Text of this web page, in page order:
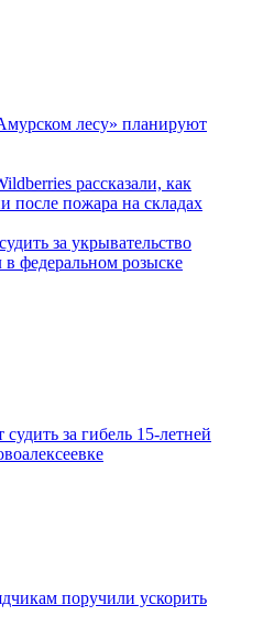
лесу» планируют
рассказали, как
после пожара на складах
за укрывательство
федеральном розыске
за гибель 15-летней
поручили ускорить